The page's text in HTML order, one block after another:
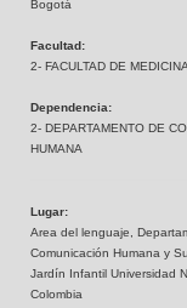
Bogotá
Facultad:
2- FACULTAD DE MEDICINA
Dependencia:
2- DEPARTAMENTO DE
HUMANA
Lugar:
Area del lenguaje,
Comunicación Humana y
Jardín Infantil Universidad
Colombia